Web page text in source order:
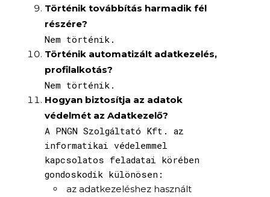
Történik továbbítás harmadik fél
részére?
Nem történik.
Történik automatizált adatkezelés,
profilalkotás?
Nem történik.
Hogyan biztosítja az adatok
védelmét az Adatkezelő?
A PNGN Szolgáltató Kft. az
informatikai védelemmel
kapcsolatos feladatai körében
gondoskodik különösen:
az adatkezeléshez használt